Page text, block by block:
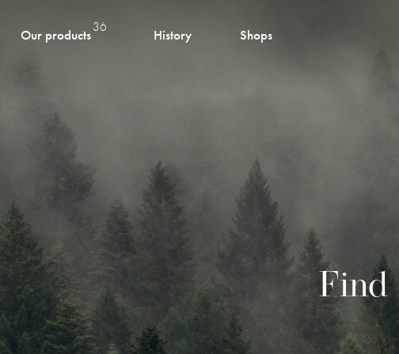
Our products36 History Shops
Find